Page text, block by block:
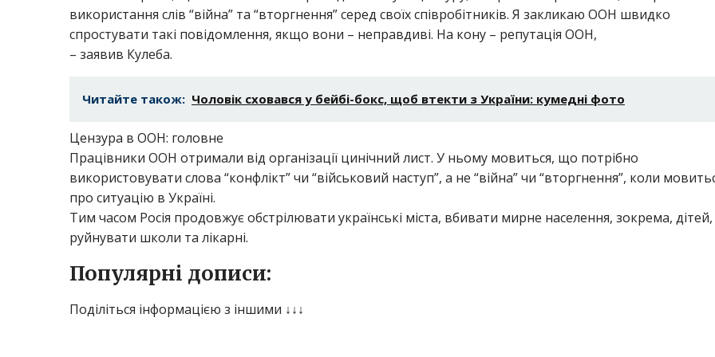
використання слів “війна” та “вторгнення” серед своїх співробітників. Я закликаю ООН швидко
спростувати такі повідомлення, якщо вони – неправдиві. На кону – репутація ООН,
– заявив Кулеба.
Читайте також: Чоловік сховався у бейбі-бокс, щоб втекти з України: кумедні фото
Цензура в ООН: головне
Працівники ООН отримали від організації цинічний лист. У ньому мовиться, що потрібно
використовувати слова “конфлікт” чи “військовий наступ”, а не “війна” чи “вторгнення”, коли
про ситуацію в Україні.
Тим часом Росія продовжує обстрілювати українські міста, вбивати мирне населення, зокрема, дітей,
руйнувати школи та лікарні.
Популярні дописи:
Поділіться інформацією з іншими ↓↓↓